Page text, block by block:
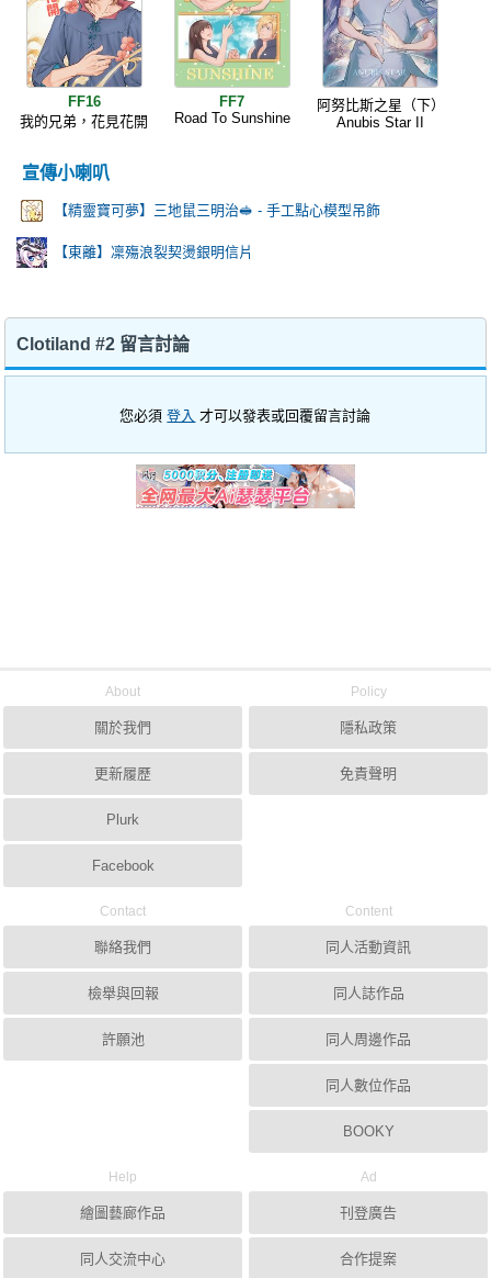
FF16
我的兄弟，花見花開
FF7
Road To Sunshine
阿努比斯之星（下）
Anubis Star II
宣傳小喇叭
【精靈寶可夢】三地鼠三明治🥪 - 手工點心模型吊飾
【東離】凜殤浪裂契燙銀明信片
Clotiland #2 留言討論
您必須登入 才可以發表或回覆留言討論
About
關於我們
更新履歷
Plurk
Facebook
Policy
隱私政策
免責聲明
Contact
聯絡我們
檢舉與回報
許願池
Content
同人活動資訊
同人誌作品
同人周邊作品
同人數位作品
BOOKY
Help
繪圖藝廊作品
同人交流中心
Ad
刊登廣告
合作提案